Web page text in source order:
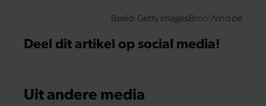
Beeld: Getty imagesBron: Nina.be
Deel dit artikel op social media!
Uit andere media